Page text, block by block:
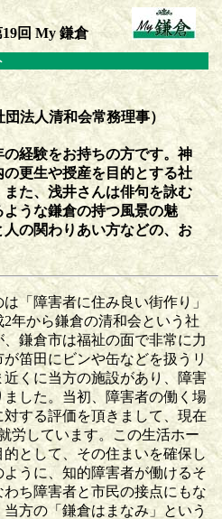
回 My 鎌倉
法人清和会常務理事）
経験をお持ちの方です。神
更生や授産を目的とする社
た、浅井さんは俳句を詠む
うな鎌倉の持つ風景の魅
の関わりあい方などの、お
「障害者に住み良い街作り」
年から鎌倉の清和会という社
鎌倉市は福祉の面で非常に力
笛田にビンや缶などを扱うリ
くに当方の施設があり、障害
した。当初、障害者の働く場
する評価を頂きまして、現在
労しています。この生活ホー
として、その住まいを確保し
うに、知的障害者が働けるそ
ち障害者と市民の接点にもな
方の「鎌倉はまなみ」という